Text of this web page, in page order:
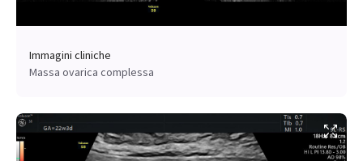
Immagini cliniche
Massa ovarica complessa